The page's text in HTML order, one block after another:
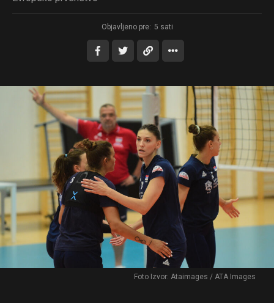
Objavljeno pre: 5 sati
Foto Izvor: Ataimages / ATA Images